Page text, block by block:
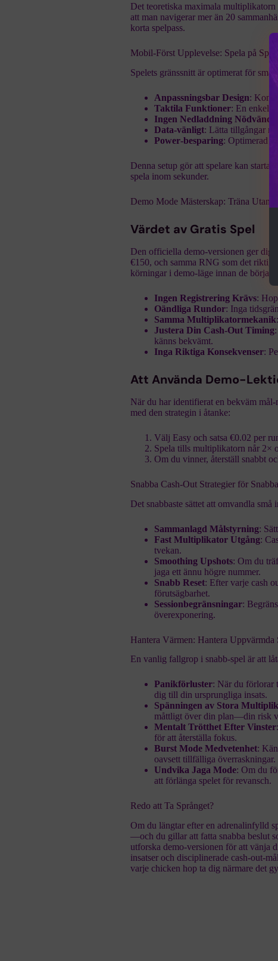
Det teoretiska maximala
att man navigerar mer än 20
korta spelpass.
Mobil‑Först Upplevelse: Spela på
Spelets gränssnitt är optimerat för
Anpassningsbar Design:
Taktila Funktioner: En enkel
Ingen Nedladdning Nödvändig
Data‑vänligt: Lätta tillgångar
Power‑besparing: Optimerad
Denna setup gör att spelare kan
spela inom sekunder.
Demo Mode Mästerskap: Träna Utan
Värdet av Gratis Spel
Den officiella demo-versionen ger
€150, och samma RNG som det
körningar i demo-läge innan de börjar
Ingen Registrering Krävs:
Oändliga Rundor: Inga
Samma Multiplikatormekanik
Justera Din Cash‑Out Timing
känns bekvämt.
Inga Riktiga Konsekvenser:
Att Använda Demo-
När du har identifierat en bekväm
med den strategin i åtanke:
Välj Easy och satsa €0.02 per
Spela tills multiplikatorn når 2×
Om du vinner, återställ snabbt
Snabba Cash‑Out Strategier för
Det snabbaste sättet att omvandla
Sammanlagd Målstyrning:
Fast Multiplikator Utgång:
tvekan.
Smoothing Upshots: Om du
jaga ett ännu högre nummer.
Snabb Reset: Efter varje cash
förutsägbarhet.
Sessionbegränsningar:
överexponering.
Hantera Värmen: Hantera Uppvärmda
En vanlig fallgrop i snabb‑spel är att
Panikförluster: När du förlorar
dig till din ursprungliga insats.
Spänningen av Stora
måttligt över din plan—din risk
Mentalt Trötthet Efter Vinster
för att återställa fokus.
Burst Mode Medvetenhet:
oavsett tillfälliga överraskningar.
Undvika Jaga Mode: Om du
att förlänga spelet för revansch.
Redo att Ta Språnget?
Om du längtar efter en adrenalinfylld
—och du gillar att fatta snabba beslut
utforska demo‑versionen för att vänja
insatser och disciplinerade cash‑out-
varje chicken hop ta dig närmare det